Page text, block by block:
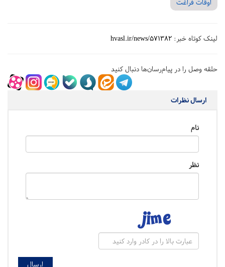
اوقات فراغت
لینک کوتاه خبر: hvasl.ir/news/571382
حلقه وصل را در پیام‌رسان‌ها دنبال کنید
ارسال نظرات
نام
نظر